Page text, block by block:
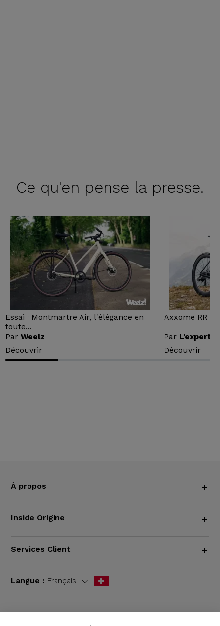
Ce qu'en pense la presse.
Essai : Montmartre Air, l'élégance en
toute...
ParWeelz
Découvrir
Axxome RR :
Par L'expert
Découvrir
À propos +
Inside Origine +
Services Client +
Langue : Français